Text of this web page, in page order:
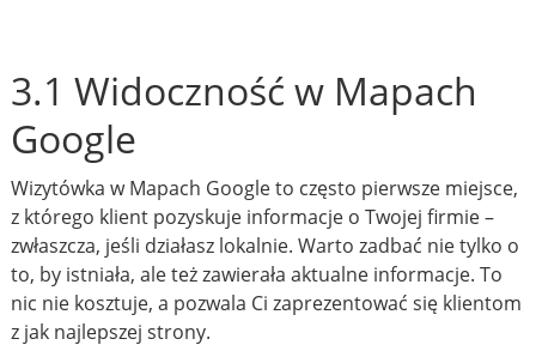
3.1 Widoczność w Mapach
Google
Wizytówka w Mapach Google to często pierwsze miejsce,
z którego klient pozyskuje informacje o Twojej firmie –
zwłaszcza, jeśli działasz lokalnie. Warto zadbać nie tylko o
to, by istniała, ale też zawierała aktualne informacje. To
nic nie kosztuje, a pozwala Ci zaprezentować się klientom
z jak najlepszej strony.